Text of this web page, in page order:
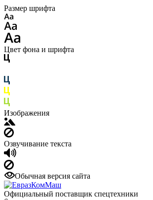
Размер шрифта
Цвет фона и шрифта
Изображения
Озвучивание текста
Обычная версия сайта
Официальный поставщик спецтехники